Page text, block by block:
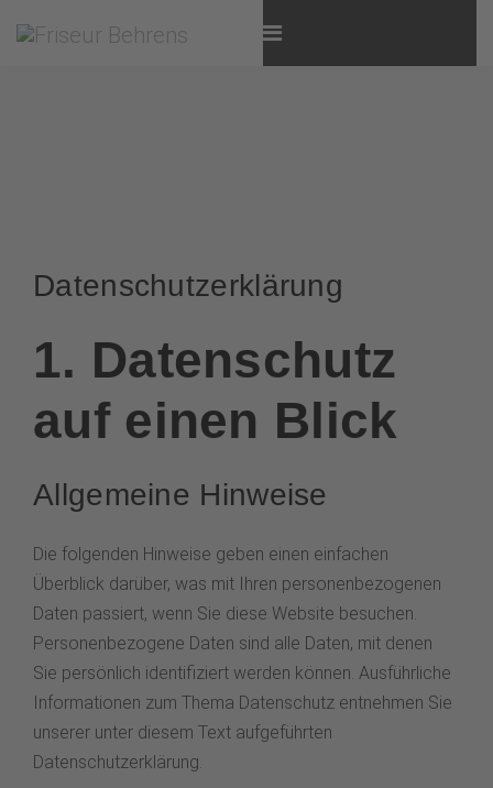
Datenschutz­erklärung
1. Datenschutz
auf einen Blick
Allgemeine Hinweise
Die folgenden Hinweise geben einen einfachen
Überblick darüber, was mit Ihren personenbezogenen
Daten passiert, wenn Sie diese Website besuchen.
Personenbezogene Daten sind alle Daten, mit denen
Sie persönlich identifiziert werden können. Ausführliche
Informationen zum Thema Datenschutz entnehmen Sie
unserer unter diesem Text aufgeführten
Datenschutzerklärung.